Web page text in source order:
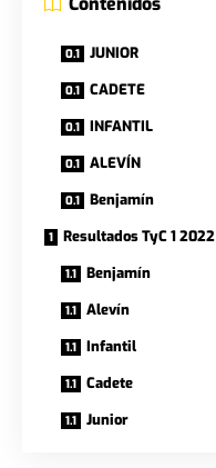
JUNIOR
CADETE
INFANTIL
ALEVÍN
Benjamín
Resultados TyC 1 2022
Benjamín
Alevín
Infantil
Cadete
Junior